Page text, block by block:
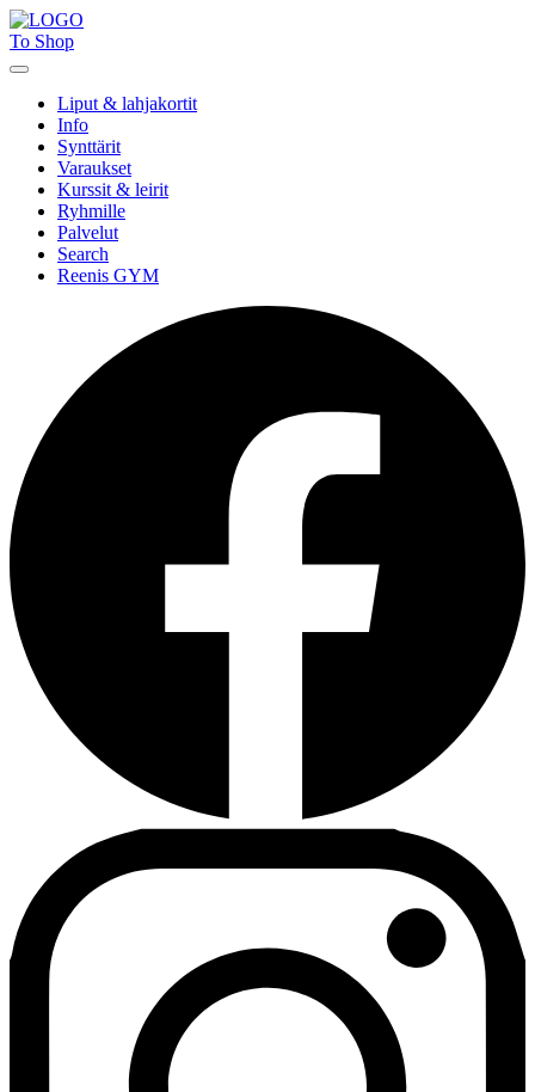
To Shop
Liput & lahjakortit
Info
Synttärit
Varaukset
Kurssit & leirit
Ryhmille
Palvelut
Search
Reenis GYM